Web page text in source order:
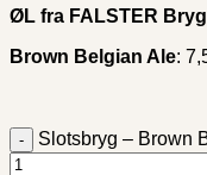
ØL fra FALSTER
Brown Belgian Ale:
Slotsbryg – Brown